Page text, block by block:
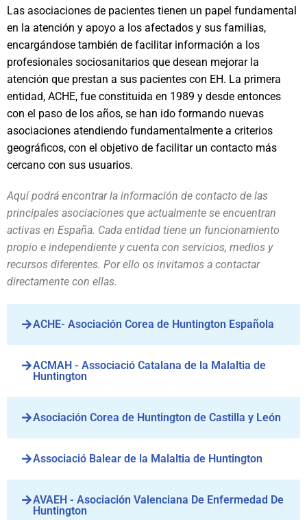
Las asociaciones de pacientes tienen un papel fundamental
en la atención y apoyo a los afectados y sus familias,
encargándose también de facilitar información a los
profesionales sociosanitarios que desean mejorar la
atención que prestan a sus pacientes con EH. La primera
entidad, ACHE, fue constituida en 1989 y desde entonces
con el paso de los años, se han ido formando nuevas
asociaciones atendiendo fundamentalmente a criterios
geográficos, con el objetivo de facilitar un contacto más
cercano con sus usuarios.
Aquí podrá encontrar la información de contacto de las
principales asociaciones que actualmente se encuentran
activas en España. Cada entidad tiene un funcionamiento
propio e independiente y cuenta con servicios, medios y
recursos diferentes. Por ello os invitamos a contactar
directamente con ellas.
ACHE- Asociación Corea de Huntington Española
ACMAH - Associació Catalana de la Malaltia de
Huntington
Asociación Corea de Huntington de Castilla y León
Associació Balear de la Malaltia de Huntington
AVAEH - Asociación Valenciana De Enfermedad De
Huntington